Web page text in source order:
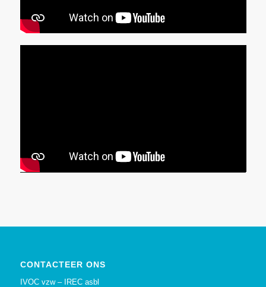
CONTACTEER ONS
IVOC vzw – IREC asbl